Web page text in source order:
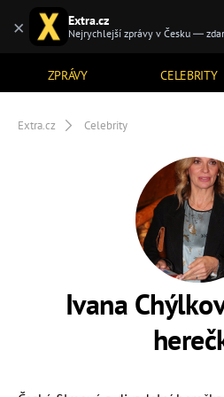
ZPRÁVY CELEBRITY
Extra.cz Celebrity
Ivana
× Extra.cz
Nejrychlejší zprávy v Česku —